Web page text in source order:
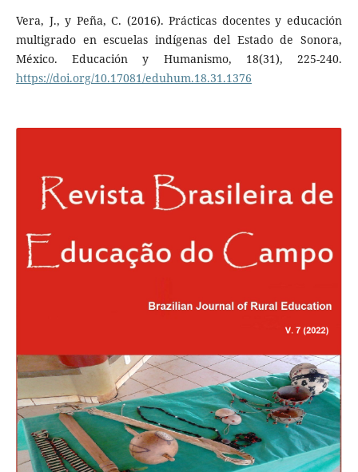
Vera, J., y Peña, C. (2016). Prácticas docentes y educación
multigrado en escuelas indígenas del Estado de Sonora,
México. Educación y Humanismo, 18(31), 225-240.
https://doi.org/10.17081/eduhum.18.31.1376